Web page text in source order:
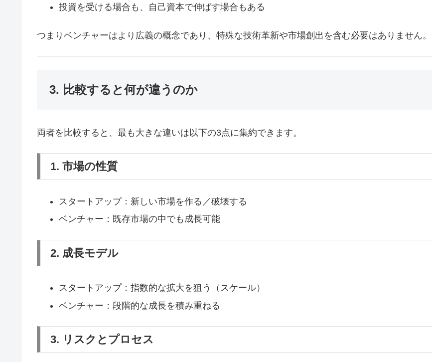
投資を受ける場合も、自己資本で伸ばす場合もある
つまりベンチャーはより広義の概念であり、特殊な技術革新や市場創出を含む必要はありません。
3. 比較すると何が違うのか
両者を比較すると、最も大きな違いは以下の3点に集約できます。
1. 市場の性質
スタートアップ：新しい市場を作る／破壊する
ベンチャー：既存市場の中でも成長可能
2. 成長モデル
スタートアップ：指数的な拡大を狙う（スケール）
ベンチャー：段階的な成長を積み重ねる
3. リスクとプロセス